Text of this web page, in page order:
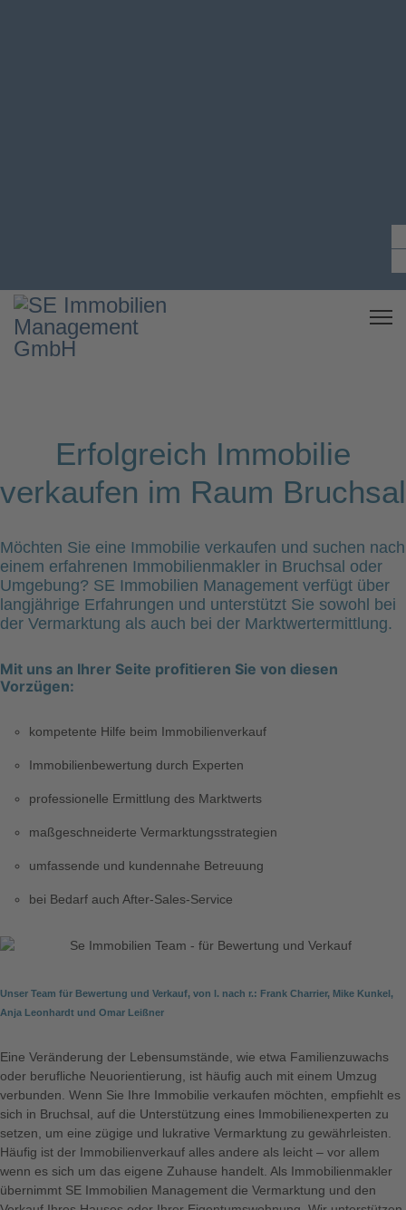
Erfolgreich Immobilie
verkaufen im Raum Bruchsal
Möchten Sie eine Immobilie verkaufen und suchen nach
einem erfahrenen Immobilienmakler in Bruchsal oder
Umgebung? SE Immobilien Management verfügt über
langjährige Erfahrungen und unterstützt Sie sowohl bei
der Vermarktung als auch bei der Marktwertermittlung.
Mit uns an Ihrer Seite profitieren Sie von diesen
Vorzügen:
kompetente Hilfe beim Immobilienverkauf
Immobilienbewertung durch Experten
professionelle Ermittlung des Marktwerts
maßgeschneiderte Vermarktungsstrategien
umfassende und kundennahe Betreuung
bei Bedarf auch After-Sales-Service
Unser Team für Bewertung und Verkauf, von l. nach r.: Frank Charrier, Mike Kunkel,
Anja Leonhardt und Omar Leißner
Eine Veränderung der Lebensumstände, wie etwa Familienzuwachs
oder berufliche Neuorientierung, ist häufig auch mit einem Umzug
verbunden. Wenn Sie Ihre Immobilie verkaufen möchten, empfiehlt es
sich in Bruchsal , auf die Unterstützung eines Immobilienexperten zu
setzen, um eine zügige und lukrative Vermarktung zu gewährleisten.
Häufig ist der Immobilienverkauf alles andere als leicht – vor allem
wenn es sich um das eigene Zuhause handelt. Als Immobilienmakler
übernimmt SE Immobilien Management die Vermarktung und den